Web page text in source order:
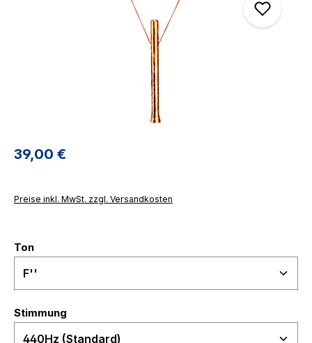
Regulärer Preis:
39,00 €
Preise inkl. MwSt. zzgl. Versandkosten
Tonauswählen
Stimmung